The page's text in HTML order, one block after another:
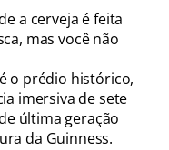
a cerveja é feita
mas você não
o prédio histórico,
imersiva de sete
última geração
da Guinness.